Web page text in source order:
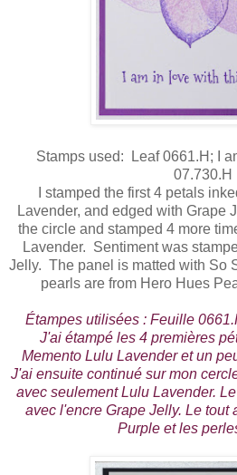
Stamps used: Leaf 0661.H; I
07.730.H
I stamped the first 4 petals
Lavender, and edged with Grape
the circle and stamped 4 more
Lavender. Sentiment was
Jelly. The panel is matted with So
pearls are from Hero Hues
Étampes utilisées : Feuille
J'ai étampé les 4 premières
Memento Lulu Lavender et un
J'ai ensuite continué sur mon
avec seulement Lulu Lavender.
avec l'encre Grape Jelly. Le tout
Purple et les